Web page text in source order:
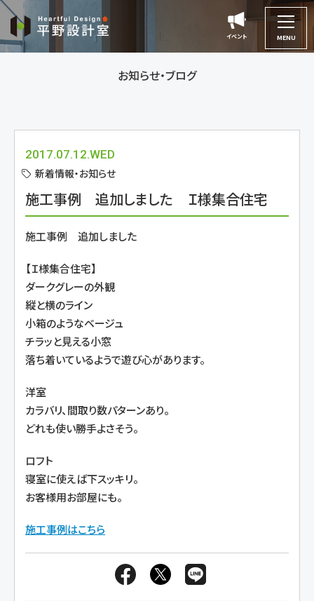
イベント
平
野
設
イベント MENU
お知らせ・ブログ
2017.07.12.WED
新着情報・お知らせ
施工事例 追加しました Ｉ様集合住宅
施工事例 追加しました
【Ｉ様集合住宅】
ダークグレーの外観
縦と横のライン
小箱のようなベージュ
チラッと見える小窓
落ち着いているようで遊び心があります。
洋室
カラバリ、間取り数パターンあり。
どれも使い勝手よさそう。
ロフト
寝室に使えば下スッキリ。
お客様用お部屋にも。
施工事例はこちら